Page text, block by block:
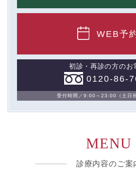
WEB予
初診・再診の方のお
0120-86-
受付時間／9:00～23:00（土日
MENU
診療内容のご案